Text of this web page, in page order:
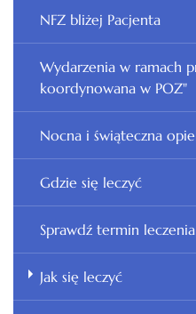
NFZ bliżej Pacjenta
Wydarzenia w ramach
koordynowana w POZ"
Nocna i świąteczna
Gdzie się leczyć
Sprawdź termin leczenia
Jak się leczyć